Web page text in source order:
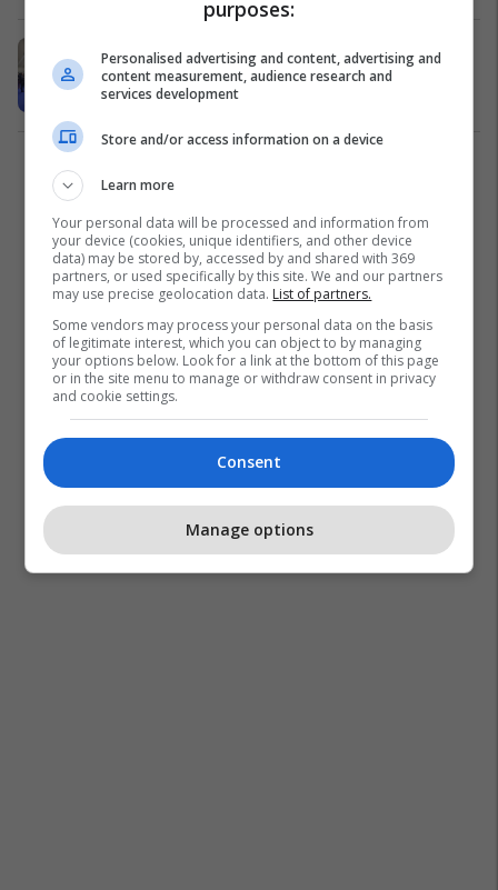
A po e minon Franca zgjerimin e
Bashkimit Evropian?
Ballkan 13/07/2019
purposes:
Personalised advertising and content, advertising and
content measurement, audience research and
services development
Store and/or access information on a device
Learn more
Your personal data will be processed and information from
your device (cookies, unique identifiers, and other device
data) may be stored by, accessed by and shared with 369
partners, or used specifically by this site. We and our partners
may use precise geolocation data. List of partners.
Some vendors may process your personal data on the basis
of legitimate interest, which you can object to by managing
your options below. Look for a link at the bottom of this page
or in the site menu to manage or withdraw consent in privacy
and cookie settings.
Consent
Manage options